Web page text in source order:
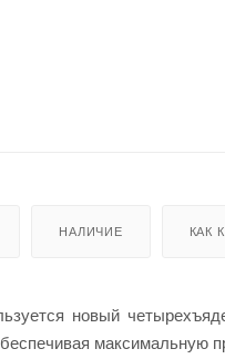
НАЛИЧИЕ КАК
новый
максимальную